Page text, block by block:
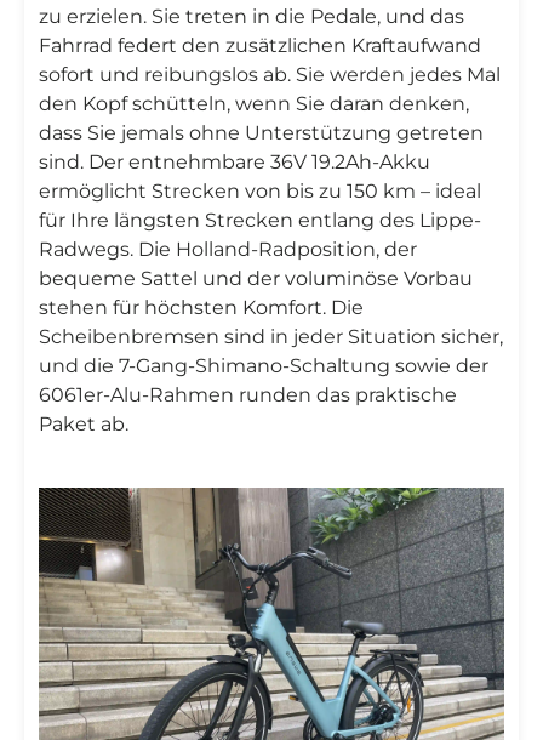
zu erzielen. Sie treten in die Pedale, und das
Fahrrad federt den zusätzlichen Kraftaufwand
sofort und reibungslos ab. Sie werden jedes Mal
den Kopf schütteln, wenn Sie daran denken,
dass Sie jemals ohne Unterstützung getreten
sind. Der entnehmbare 36V 19.2Ah-Akku
ermöglicht Strecken von bis zu 150 km – ideal
für Ihre längsten Strecken entlang des Lippe-
Radwegs. Die Holland-Radposition, der
bequeme Sattel und der voluminöse Vorbau
stehen für höchsten Komfort. Die
Scheibenbremsen sind in jeder Situation sicher,
und die 7-Gang-Shimano-Schaltung sowie der
6061er-Alu-Rahmen runden das praktische
Paket ab.